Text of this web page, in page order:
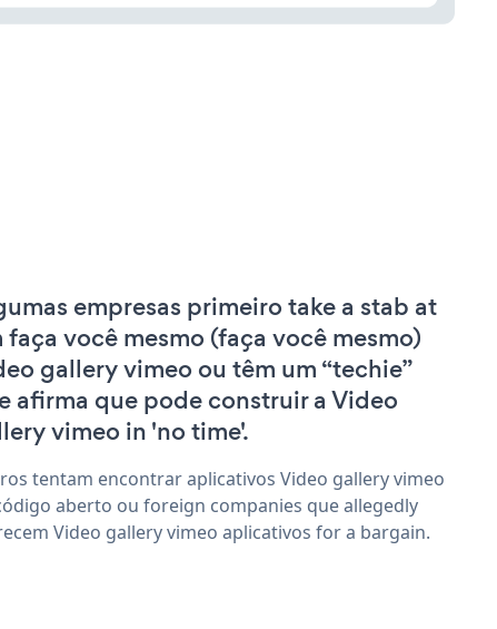
empresas primeiro take a stab at
faça você mesmo (faça você mesmo)
gallery vimeo ou têm um “techie”
afirma que pode construir a Video
vimeo in 'no time'.
tentam encontrar aplicativos Video gallery vimeo
aberto ou foreign companies que allegedly
Video gallery vimeo aplicativos for a bargain.